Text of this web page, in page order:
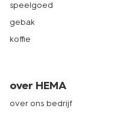
speelgoed
gebak
koffie
over HEMA
over ons bedrijf